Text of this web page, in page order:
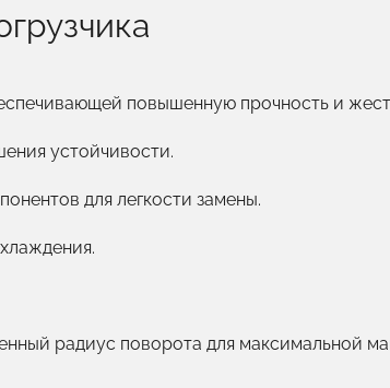
повышенную прочность и
устойчивости.
для легкости замены.
радиус поворота для максимальной